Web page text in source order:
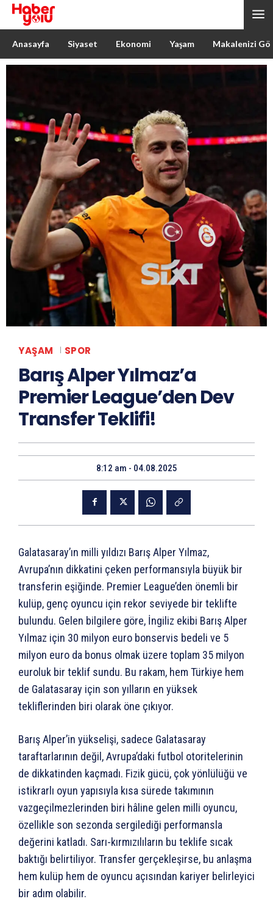
Anasayfa Siyaset Ekonomi Yaşam Makalenizi
YAŞAM SPOR
Barış Alper Yılmaz’a
Premier League’den Dev
Transfer Teklifi!
8:12 am - 04.08.2025
Galatasaray’ın milli yıldızı Barış Alper Yılmaz,
Avrupa’nın dikkatini çeken performansıyla büyük bir
transferin eşiğinde. Premier League’den önemli bir
kulüp, genç oyuncu için rekor seviyede bir teklifte
bulundu. Gelen bilgilere göre, İngiliz ekibi Barış Alper
Yılmaz için 30 milyon euro bonservis bedeli ve 5
milyon euro da bonus olmak üzere toplam 35 milyon
euroluk bir teklif sundu. Bu rakam, hem Türkiye hem
de Galatasaray için son yılların en yüksek
tekliflerinden biri olarak öne çıkıyor.
Barış Alper’in yükselişi, sadece Galatasaray
taraftarlarının değil, Avrupa’daki futbol otoritelerinin
de dikkatinden kaçmadı. Fizik gücü, çok yönlülüğü ve
istikrarlı oyun yapısıyla kısa sürede takımının
vazgeçilmezlerinden biri hâline gelen milli oyuncu,
özellikle son sezonda sergilediği performansla
değerini katladı. Sarı-kırmızılıların bu teklife sıcak
baktığı belirtiliyor. Transfer gerçekleşirse, bu anlaşma
hem kulüp hem de oyuncu açısından kariyer belirleyici
bir adım olabilir.